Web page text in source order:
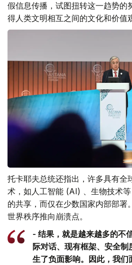
假信息传播，试图扭转这一趋势的
得人类文明相互之间的文化和价值
托卡耶夫总统还指出，许多具有全
术，如人工智能 (AI) 、生物技术
的共享，而仅在少数国家内部部署
世界秩序推向崩溃点。
- 结果，就是越来越多的不
际对话、现有框架、安全
生了负面影响。因此，我们